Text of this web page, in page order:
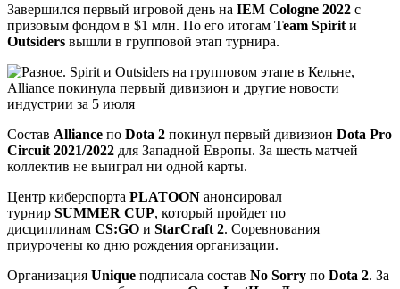
Завершился первый игровой день на IEM Cologne 2022 с
призовым фондом в $1 млн. По его итогам Team Spirit и
Outsiders вышли в групповой этап турнира.
Состав Alliance по Dota 2 покинул первый дивизион Dota Pro
Circuit 2021/2022 для Западной Европы. За шесть матчей
коллектив не выиграл ни одной карты.
Центр киберспорта PLATOON анонсировал
турнир SUMMER CUP, который пройдет по
дисциплинам CS:GO и StarCraft 2. Соревнования
приурочены ко дню рождения организации.
Организация Unique подписала состав No Sorry по Dota 2. За